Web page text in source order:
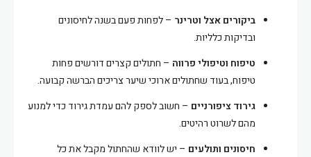
ביקורים אצל וטרינר – לפחות פעם בשנה לחיסונים
ובדיקות כלליות.
טיפוח וטיפולי פרווה – חתולים קצרים דורשים פחות
טיפוח, בעוד שחתולים ארוכי שיער צריכים הברשה קבועה.
גירוד ציפורניים – חשוב לספק להם עמדת גירוד כדי למנוע
מהם לשרוט רהיטים.
חיסונים ותולעים – יש לוודא שהחתול מקבל את כל